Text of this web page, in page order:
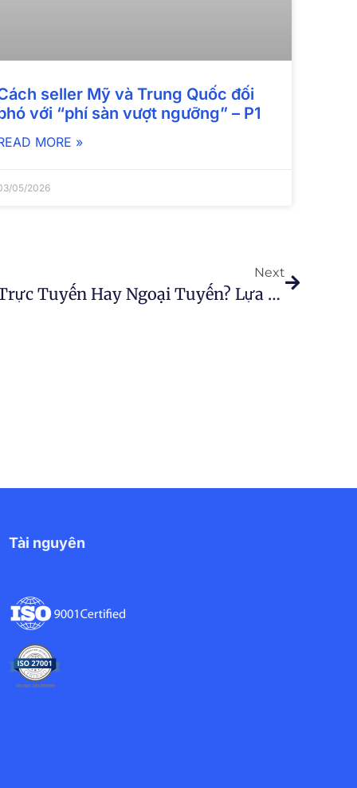
seller Mỹ và Trung Quốc đối
với “phí sàn vượt ngưỡng” – P1
MORE »
05/2026
Next
Kinh Doanh Cửa Hàng Trực Tuyến Hay Ngoại Tuyến? Lựa Chọn Của Doanh Nghiệp 2021
Tài nguyên